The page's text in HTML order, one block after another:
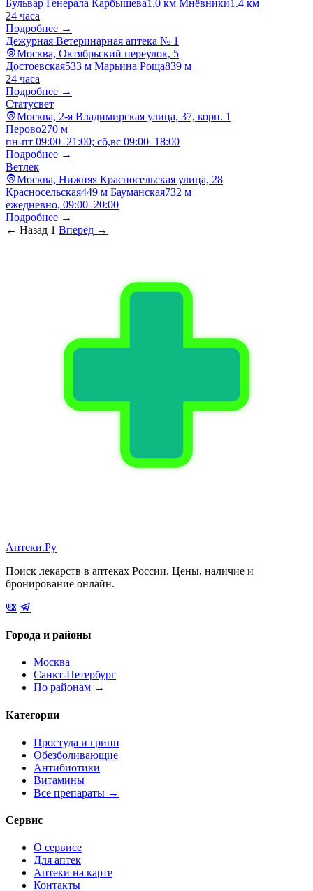
Бульвар Генерала Карбышева1.0 км Мнёвники1.4 км
24 часа
Подробнее →
Дежурная Ветеринарная аптека № 1
Москва, Октябрьский переулок, 5
Достоевская533 м Марьина Роща839 м
24 часа
Подробнее →
Статусвет
Москва, 2-я Владимирская улица, 37, корп. 1
Перово270 м
пн-пт 09:00–21:00; сб,вс 09:00–18:00
Подробнее →
Ветлек
Москва, Нижняя Красносельская улица, 28
Красносельская449 м Бауманская732 м
ежедневно, 09:00–20:00
Подробнее →
← Назад 1 Вперёд →
Аптеки.Ру
Поиск лекарств в аптеках России. Цены, наличие и
бронирование онлайн.
Города и районы
Москва
Санкт-Петербург
По районам →
Категории
Простуда и грипп
Обезболивающие
Антибиотики
Витамины
Все препараты →
Сервис
О сервисе
Для аптек
Аптеки на карте
Контакты